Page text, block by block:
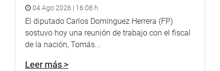
04 Ago 2026 | 16:08 h
El diputado Carlos Domínguez Herrera (FP)
sostuvo hoy una reunión de trabajo con el fiscal
de la nación, Tomás...
Leer más >